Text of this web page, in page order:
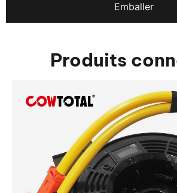
Emballer
Produits